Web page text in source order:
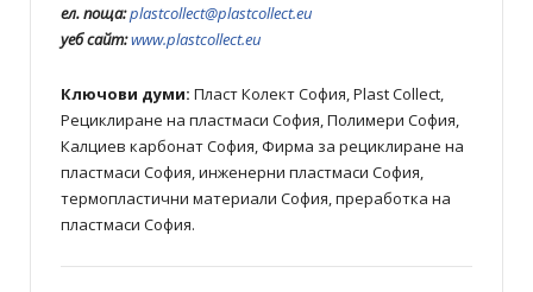
ел. поща:plastcollect@plastcollect.eu
уеб сайт:www.plastcollect.eu
Ключови думи: Пласт Колект София, Plast Collect,
Рециклиране на пластмаси София, Полимери София,
Калциев карбонат София, Фирма за рециклиране на
пластмаси София, инженерни пластмаси София,
термопластични материали София, преработка на
пластмаси София.